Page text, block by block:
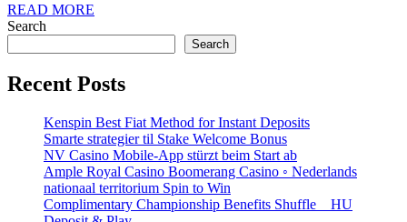
T
,
,
NV
&
WA
Jocuri
—
România
Spin
&
READ MORE
Search
Search
Recent Posts
Kenspin Best Fiat Method for Instant Deposits
Smarte strategier til Stake Welcome Bonus
NV Casino Mobile-App stürzt beim Start ab
Ample Royal Casino Boomerang Casino ◦ Nederlands
nationaal territorium Spin to Win
Complimentary Championship Benefits Shuffle _ HU